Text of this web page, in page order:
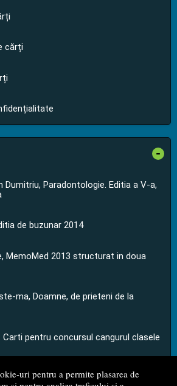
uri pentru a permite plasarea de
cărți
-
Dumitriu, Paradontologie. Editia a V-a,
de buzunar 2014
MemoMed 2013 structurat in doua
ma, Doamne, de prieteni de la
Carti pentru concursul cangurul clasele